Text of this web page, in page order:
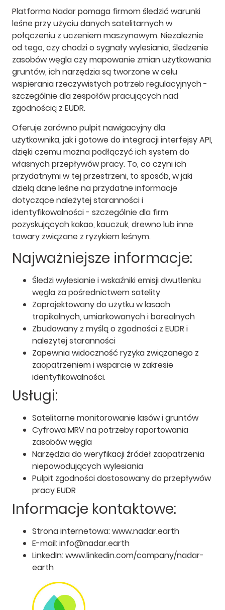
Platforma Nadar pomaga firmom śledzić warunki
leśne przy użyciu danych satelitarnych w
połączeniu z uczeniem maszynowym. Niezależnie
od tego, czy chodzi o sygnały wylesiania, śledzenie
zasobów węgla czy mapowanie zmian użytkowania
gruntów, ich narzędzia są tworzone w celu
wspierania rzeczywistych potrzeb regulacyjnych -
szczególnie dla zespołów pracujących nad
zgodnością z EUDR.
Oferuje zarówno pulpit nawigacyjny dla
użytkownika, jak i gotowe do integracji interfejsy API,
dzięki czemu można podłączyć ich system do
własnych przepływów pracy. To, co czyni ich
przydatnymi w tej przestrzeni, to sposób, w jaki
dzielą dane leśne na przydatne informacje
dotyczące należytej staranności i
identyfikowalności - szczególnie dla firm
pozyskujących kakao, kauczuk, drewno lub inne
towary związane z ryzykiem leśnym.
Najważniejsze informacje:
Śledzi wylesianie i wskaźniki emisji dwutlenku
węgla za pośrednictwem satelity
Zaprojektowany do użytku w lasach
tropikalnych, umiarkowanych i borealnych
Zbudowany z myślą o zgodności z EUDR i
należytej staranności
Zapewnia widoczność ryzyka związanego z
zaopatrzeniem i wsparcie w zakresie
identyfikowalności.
Usługi:
Satelitarne monitorowanie lasów i gruntów
Cyfrowa MRV na potrzeby raportowania
zasobów węgla
Narzędzia do weryfikacji źródeł zaopatrzenia
niepowodujących wylesiania
Pulpit zgodności dostosowany do przepływów
pracy EUDR
Informacje kontaktowe:
Strona internetowa: www.nadar.earth
E-mail: info@nadar.earth
LinkedIn: www.linkedin.com/company/nadar-
earth